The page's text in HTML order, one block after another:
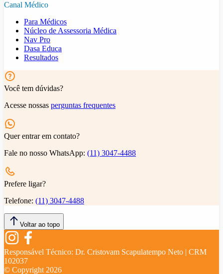
Canal Médico
Para Médicos
Núcleo de Assessoria Médica
Nav Pro
Dasa Educa
Resultados
Você tem dúvidas?
Acesse nossas perguntas frequentes
Quer entrar em contato?
Fale no nosso WhatsApp: (11) 3047-4488
Prefere ligar?
Telefone: (11) 3047-4488
Voltar ao topo
Responsável Técnico: Dr. Cristovam Scapulatempo Neto | CRM
102037
© Copyright 2026